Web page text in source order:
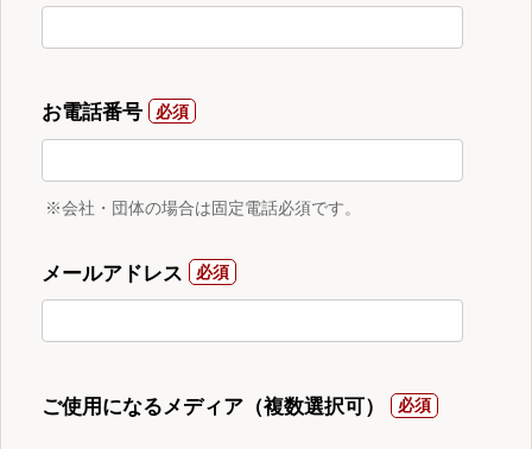
お電話番号
※会社・団体の場合は固定電話必須です。
メールアドレス
ご使用になるメディア（複数選択可）